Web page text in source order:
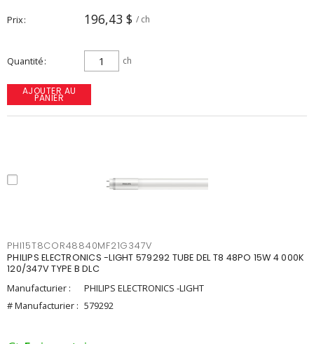
Prix 196,43 $ / ch
Quantité ch
AJOUTER AU
PANIER
PHI15T8COR48840MF21G347V
PHILIPS ELECTRONICS -LIGHT 579292 TUBE DEL T8 48PO 15W 4 000K
120/347V TYPE B DLC
Manufacturier :
PHILIPS ELECTRONICS -LIGHT
# Manufacturier : 579292